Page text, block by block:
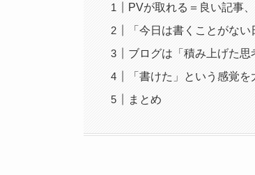
PVが取れる＝良い記事
「今日は書くことがな
ブログは「積み上げた思
「書けた」という感覚を
まとめ